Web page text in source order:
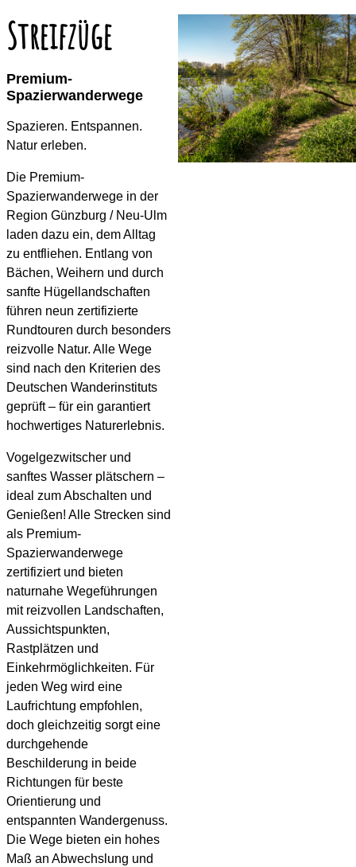
Streifzüge
Premium-
Spazierwanderwege
Spazieren. Entspannen.
Natur erleben.
Die Premium-
Spazierwanderwege in der
Region Günzburg / Neu-Ulm
laden dazu ein, dem Alltag
zu entfliehen. Entlang von
Bächen, Weihern und durch
sanfte Hügellandschaften
führen neun zertifizierte
Rundtouren durch besonders
reizvolle Natur. Alle Wege
sind nach den Kriterien des
Deutschen Wanderinstituts
geprüft – für ein garantiert
hochwertiges Naturerlebnis.
Vogelgezwitscher und
sanftes Wasser plätschern –
ideal zum Abschalten und
Genießen! Alle Strecken sind
als Premium-
Spazierwanderwege
zertifiziert und bieten
naturnahe Wegeführungen
mit reizvollen Landschaften,
Aussichtspunkten,
Rastplätzen und
Einkehrmöglichkeiten. Für
jeden Weg wird eine
Laufrichtung empfohlen,
doch gleichzeitig sorgt eine
durchgehende
Beschilderung in beide
Richtungen für beste
Orientierung und
entspannten Wandergenuss.
Die Wege bieten ein hohes
Maß an Abwechslung und